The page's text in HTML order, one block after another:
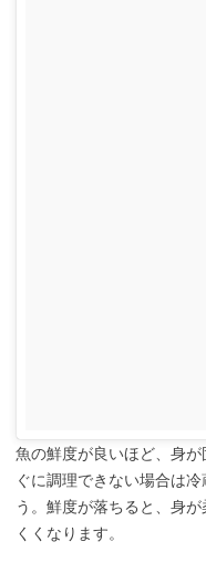
魚の鮮度が良いほど、身
ぐに調理できない場合は
う。鮮度が落ちると、身
くくなります。